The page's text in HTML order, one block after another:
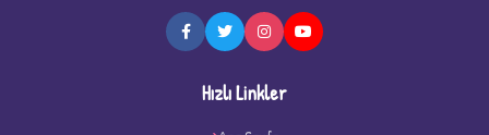
Hızlı Linkler